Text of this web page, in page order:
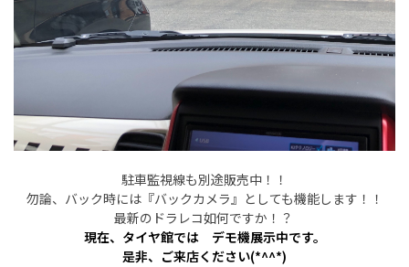
駐車監視線も別途販売中！！
勿論、バック時には『バックカメラ』としても機能します！！
最新のドラレコ如何ですか！？
現在、タイヤ館では デモ機展示中です。
是非、ご来店ください(*^^*)